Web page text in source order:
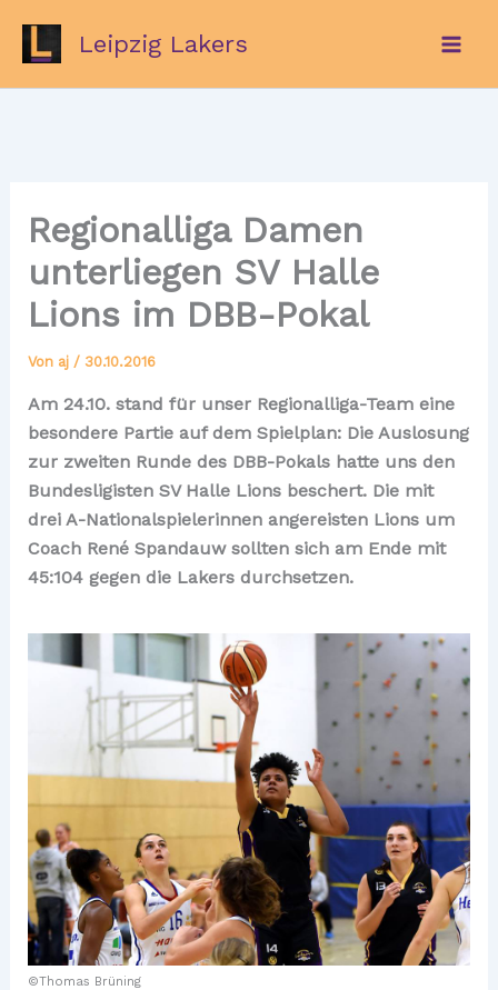
springen
Leipzig Lakers
Regionalliga Damen
unterliegen SV Halle
Lions im DBB-Pokal
Von aj / 30.10.2016
Am 24.10. stand für unser Regionalliga-Team eine
besondere Partie auf dem Spielplan: Die Auslosung
zur zweiten Runde des DBB-Pokals hatte uns den
Bundesligisten SV Halle Lions beschert. Die mit
drei A-Nationalspielerinnen angereisten Lions um
Coach René Spandauw sollten sich am Ende mit
45:104 gegen die Lakers durchsetzen.
©Thomas Brüning